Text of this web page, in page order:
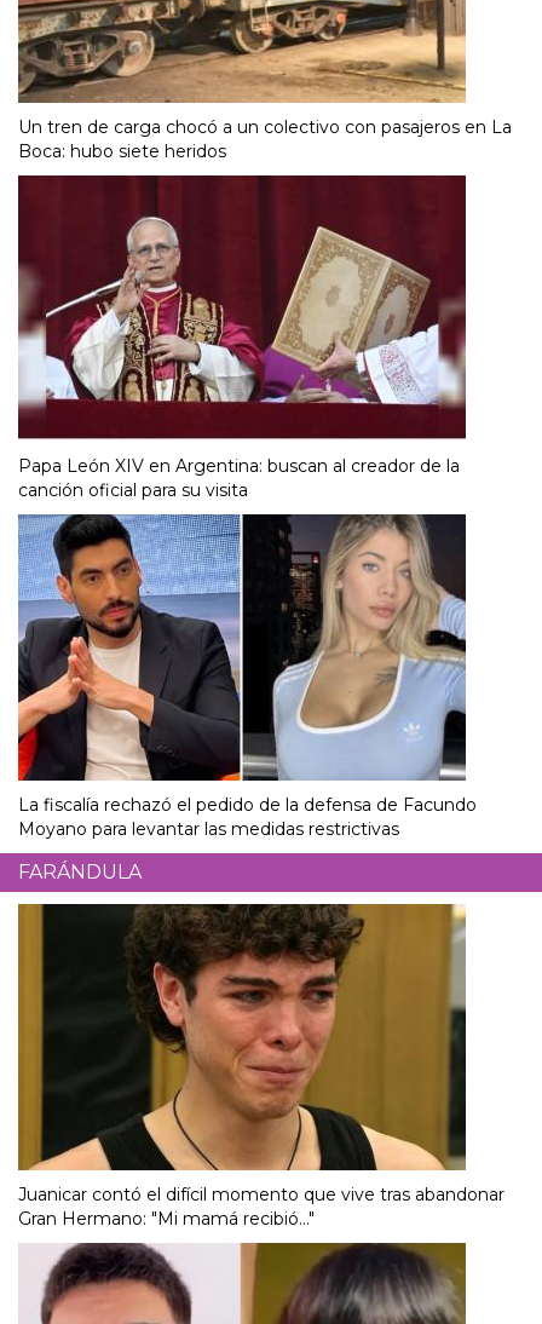
Un tren de carga chocó a un colectivo con pasajeros en La
Boca: hubo siete heridos
Papa León XIV en Argentina: buscan al creador de la
canción oficial para su visita
La fiscalía rechazó el pedido de la defensa de Facundo
Moyano para levantar las medidas restrictivas
FARÁNDULA
Juanicar contó el difícil momento que vive tras abandonar
Gran Hermano: "Mi mamá recibió..."